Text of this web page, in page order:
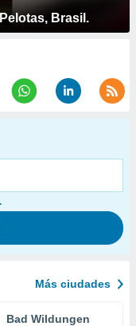
Brasil.
Más ciudades
Bad Wildungen